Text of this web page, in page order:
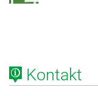
Kontakt